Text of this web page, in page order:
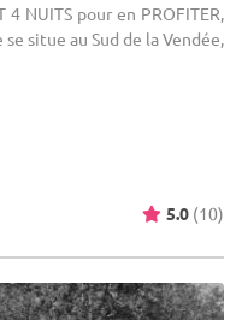
4 NUITS pour en PROFITER,
situe au Sud de la Vendée,
5.0 (10)